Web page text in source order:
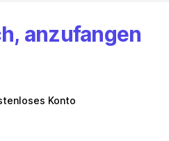
anzufangen
Konto